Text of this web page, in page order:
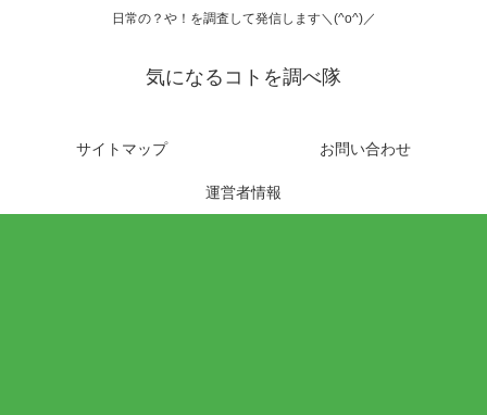
日常の？や！を調査して発信します＼(^o^)／
気になるコトを調べ隊
サイトマップ お問い合わせ
運営者情報